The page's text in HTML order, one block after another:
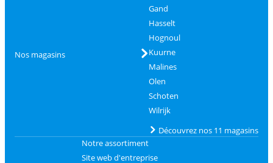
Nos magasins
Gand
Hasselt
Hognoul
Kuurne
Malines
Olen
Schoten
Wilrijk
Découvrez nos 11 magasins
Notre assortiment
Site web d'entreprise